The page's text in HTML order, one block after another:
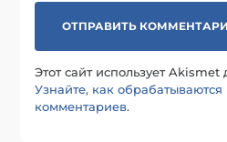
Этот сайт использует
Узнайте, как
комментариев.